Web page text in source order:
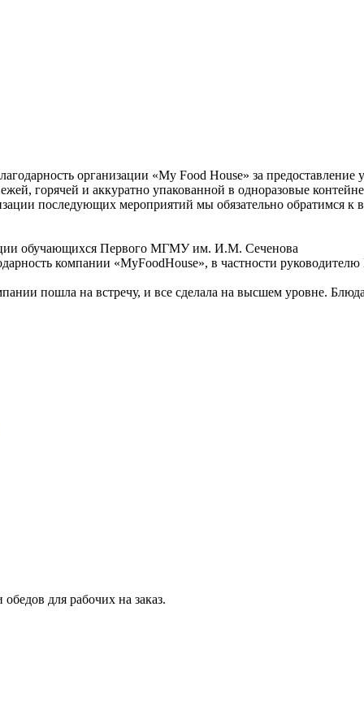
организации «My Food House» за предоставление
горячей и аккуратно упакованной в одноразовые
последующих мероприятий мы обязательно обратимся к
обучающихся Первого МГМУ им. И.М. Сеченова
компании «MyFoodHouse», в частности
пошла на встречу, и все сделала на высшем уровне.
для рабочих на заказ.